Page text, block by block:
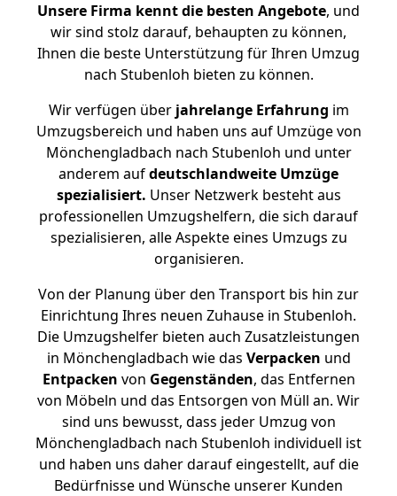
Unsere Firma kennt die besten Angebote, und
wir sind stolz darauf, behaupten zu können,
Ihnen die beste Unterstützung für Ihren Umzug
nach Stubenloh bieten zu können.
Wir verfügen überjahrelange Erfahrung im
Umzugsbereich und haben uns auf Umzüge von
Mönchengladbach nach Stubenloh und unter
anderem aufdeutschlandweite Umzüge
spezialisiert. Unser Netzwerk besteht aus
professionellen Umzugshelfern, die sich darauf
spezialisieren, alle Aspekte eines Umzugs zu
organisieren.
Von der Planung über den Transport bis hin zur
Einrichtung Ihres neuen Zuhause in Stubenloh.
Die Umzugshelfer bieten auch Zusatzleistungen
in Mönchengladbach wie das Verpacken und
Entpacken von Gegenständen, das Entfernen
von Möbeln und das Entsorgen von Müll an. Wir
sind uns bewusst, dass jeder Umzug von
Mönchengladbach nach Stubenloh individuell ist
und haben uns daher darauf eingestellt, auf die
Bedürfnisse und Wünsche unserer Kunden